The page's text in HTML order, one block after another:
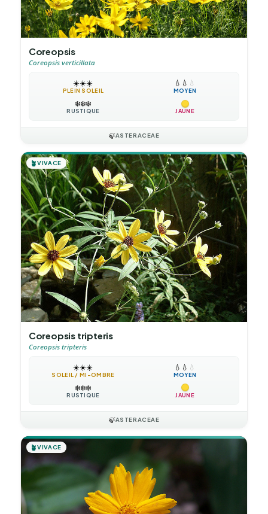
Coreopsis
Coreopsis verticillata
☀️☀️☀️
PLEIN SOLEIL
💧 💧 💧
MOYEN
❄️❄️❄️
RUSTIQUE JAUNE
🍃ASTERACEAE
🪴VIVACE
Coreopsis tripteris
Coreopsis tripteris
☀️☀️☀️
SOLEIL / MI-OMBRE
💧 💧 💧
MOYEN
❄️❄️❄️
RUSTIQUE JAUNE
🍃ASTERACEAE
🪴VIVACE